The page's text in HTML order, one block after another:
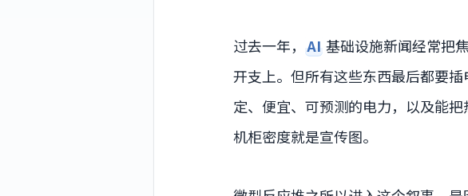
过去一年， AI 基础设施新闻经常把
开支上。但所有这些东西最后都要
定、便宜、可预测的电力，以及能
机柜密度就是宣传图。